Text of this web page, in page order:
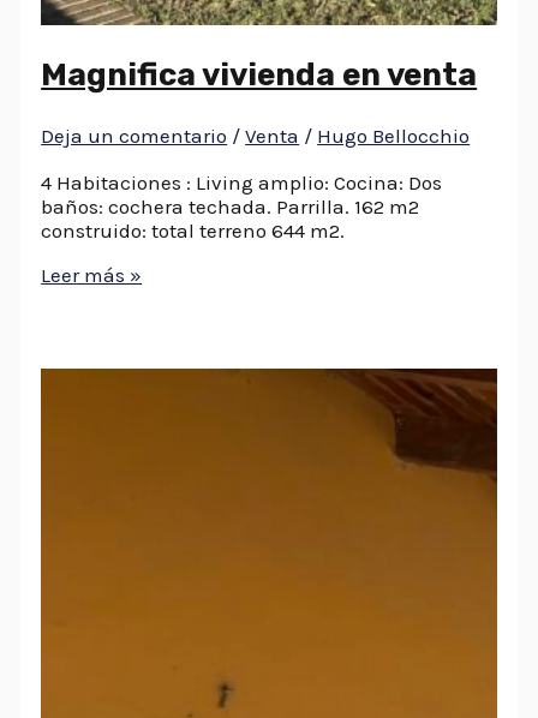
Magnifica vivienda en venta
Deja un comentario /Venta / Hugo Bellocchio
4 Habitaciones : Living amplio: Cocina: Dos
baños: cochera techada. Parrilla. 162 m2
construido: total terreno 644 m2.
Leer más »